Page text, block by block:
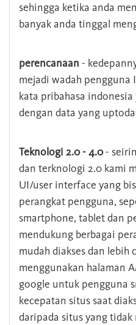
sehingga ketika anda
banyak anda tinggal
perencanaan -
mejadi wadah
kata pribahasa
dengan data yang
Teknologi 2.0 - 4.0-
dan terknologi 2.0 kami
UI/user interface yang
perangkat pengguna,
smartphone, tablet dan
mendukung berbagai
mudah diakses dan lebih
menggunakan halaman
google untuk pengguna
kecepatan situs saat
daripada situs yang